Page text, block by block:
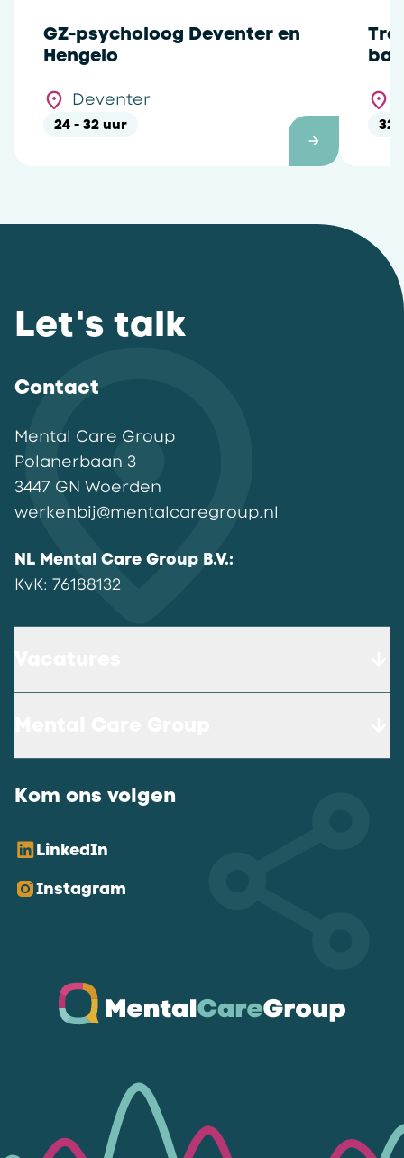
GZ-psycholoog Deventer en
Hengelo
Deventer
24 - 32 uur 32
Let's talk
Contact
Mental Care Group
Polanerbaan 3
3447 GN Woerden
werkenbij@mentalcaregroup.nl
NL Mental Care Group B.V.:
KvK: 76188132
Kom ons volgen
LinkedIn
Instagram